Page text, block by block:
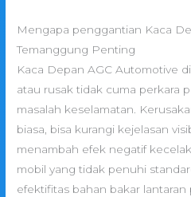
Mengapa penggantian Kaca
Temanggung Penting
Kaca Depan AGC Automotive
atau rusak tidak cuma perkara
masalah keselamatan.
biasa, bisa kurangi kejelasan
menambah efek negatif
mobil yang tidak penuhi
efektifitas bahan bakar